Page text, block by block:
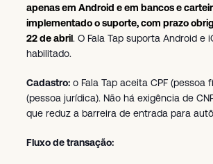
apenas em Android e em bancos e
implementado o suporte, com prazo
22 de abril. O Fala Tap suporta Android e
habilitado.
Cadastro: o Fala Tap aceita CPF (pessoa
(pessoa jurídica). Não há exigência de
que reduz a barreira de entrada para
Fluxo de transação: